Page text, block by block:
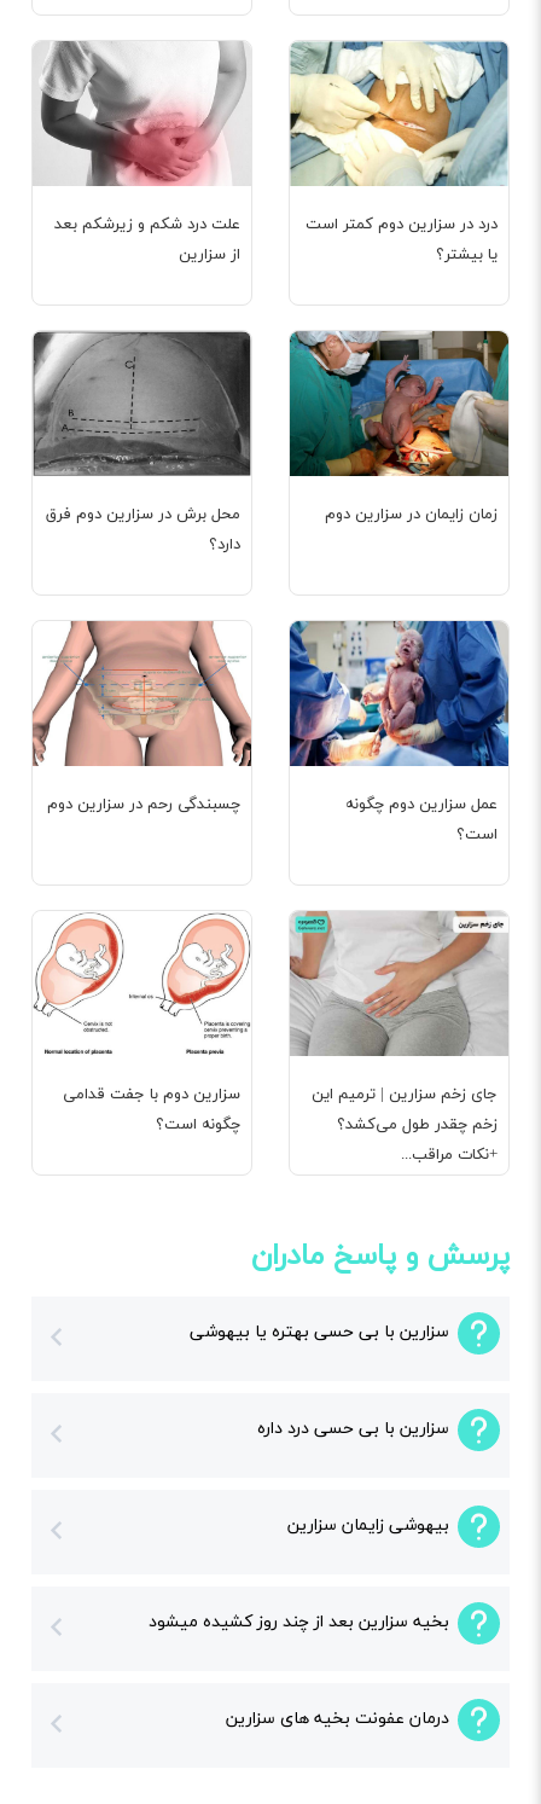
علت درد شکم و زیرشکم بعد
از سزارین
درد در سزارین دوم کمتر است
یا بیشتر؟
محل برش در سزارین دوم فرق
دارد؟
زمان زایمان در سزارین دوم
چسبندگی رحم در سزارین دوم
عمل سزارین دوم چگونه
است؟
سزارین دوم با جفت قدامی
چگونه است؟
جای زخم سزارین | ترمیم این
زخم چقدر طول می‌کشد؟
+نکات مراقب...
پرسش و پاسخ مادران
سزارین با بی حسی بهتره یا بیهوشی
سزارین با بی حسی درد داره
بیهوشی زایمان سزارین
بخیه سزارین بعد از چند روز کشیده میشود
درمان عفونت بخیه های سزارین